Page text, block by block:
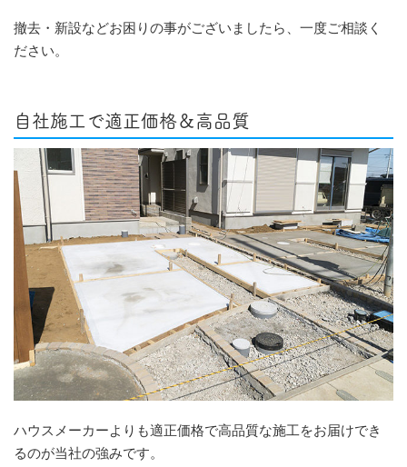
撤去・新設などお困りの事がございましたら、一度ご相談く
ださい。
自社施工で適正価格＆高品質
ハウスメーカーよりも適正価格で高品質な施工をお届けでき
るのが当社の強みです。